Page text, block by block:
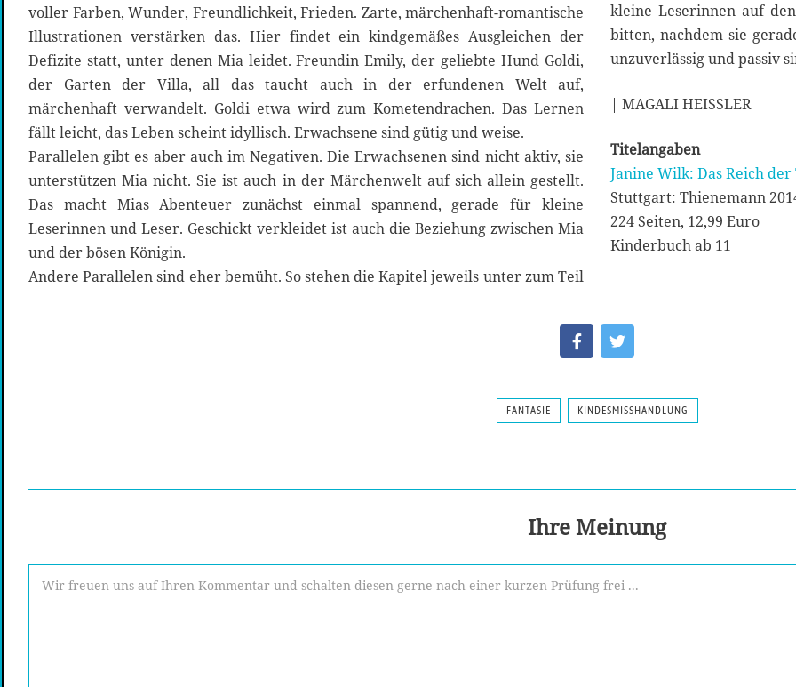
voller Farben, Wunder, Freundlichkeit, Frieden. Zarte, märchenhaft-romantische
Illustrationen verstärken das. Hier findet ein kindgemäßes Ausgleichen der
Defizite statt, unter denen Mia leidet. Freundin Emily, der geliebte Hund Goldi,
der Garten der Villa, all das taucht auch in der erfundenen Welt auf,
märchenhaft verwandelt. Goldi etwa wird zum Kometendrachen. Das Lernen
fällt leicht, das Leben scheint idyllisch. Erwachsene sind gütig und weise.
Parallelen gibt es aber auch im Negativen. Die Erwachsenen sind nicht aktiv, sie
unterstützen Mia nicht. Sie ist auch in der Märchenwelt auf sich allein gestellt.
Das macht Mias Abenteuer zunächst einmal spannend, gerade für kleine
Leserinnen und Leser. Geschickt verkleidet ist auch die Beziehung zwischen Mia
und der bösen Königin.
Andere Parallelen sind eher bemüht. So stehen die Kapitel jeweils unter zum Teil
kleine Leserinnen auf
bitten, nachdem sie
unzuverlässig und passiv
| MAGALI HEISSLER
Titelangaben
Janine Wilk: Das Reich
Stuttgart: Thienemann
224 Seiten, 12,99 Euro
Kinderbuch ab 11
FANTASIE KINDESMISSHANDLUNG
Ihre Meinung